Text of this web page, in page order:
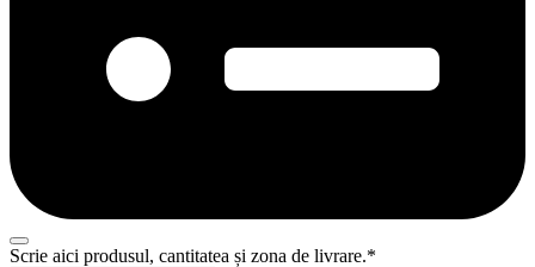
Scrie aici produsul, cantitatea și zona de livrare.*